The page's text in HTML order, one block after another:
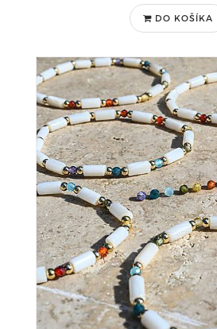
DO KOŠÍKA